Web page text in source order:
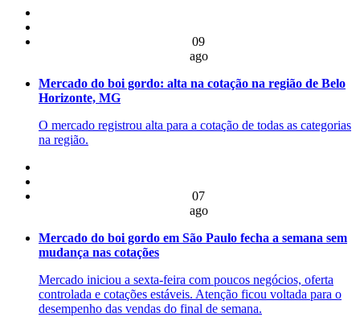
09
ago
Mercado do boi gordo: alta na cotação na região de Belo
Horizonte, MG
O mercado registrou alta para a cotação de todas as categorias
na região.
07
ago
Mercado do boi gordo em São Paulo fecha a semana sem
mudança nas cotações
Mercado iniciou a sexta-feira com poucos negócios, oferta
controlada e cotações estáveis. Atenção ficou voltada para o
desempenho das vendas do final de semana.